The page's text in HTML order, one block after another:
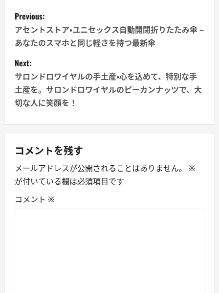
P
o
s
t
n
a
i
g
a
t
Previous:
アセントストア・ユニセックス自動開閉折りたたみ傘 –
あなたのスマホと同じ軽さを持つ最新傘
Next:
サロンドロワイヤルの手土産・心を込めて、特別な手
土産を。サロンドロワイヤルのピーカンナッツで、大
切な人に笑顔を！
コメントを残す
メールアドレスが公開されることはありません。
※
が付いている欄は必須項目です
コメント ※